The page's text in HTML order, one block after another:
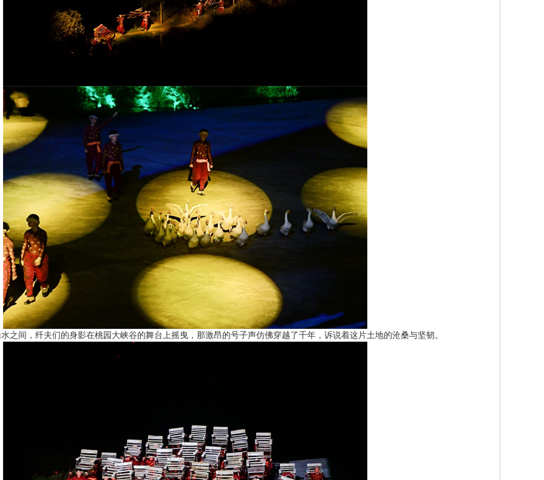
，纤夫们的身影在桃园大峡谷的舞台上摇曳，那激昂的号子声仿佛穿越了千年，诉说着这片土地的沧桑与坚韧。